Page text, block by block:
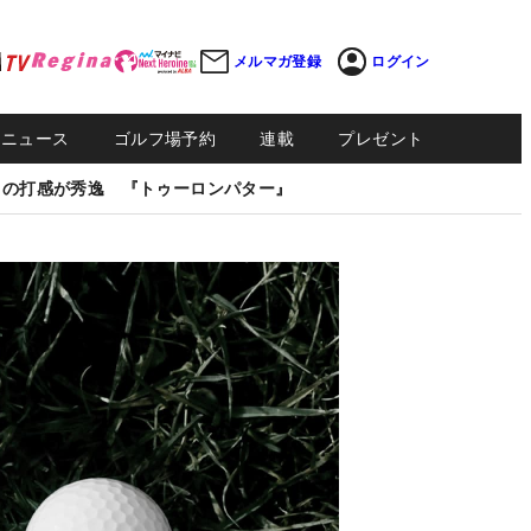
メルマガ登録 ログイン
ュース ゴルフ場予約 連載 プレゼント
打感が秀逸 『トゥーロンパター』